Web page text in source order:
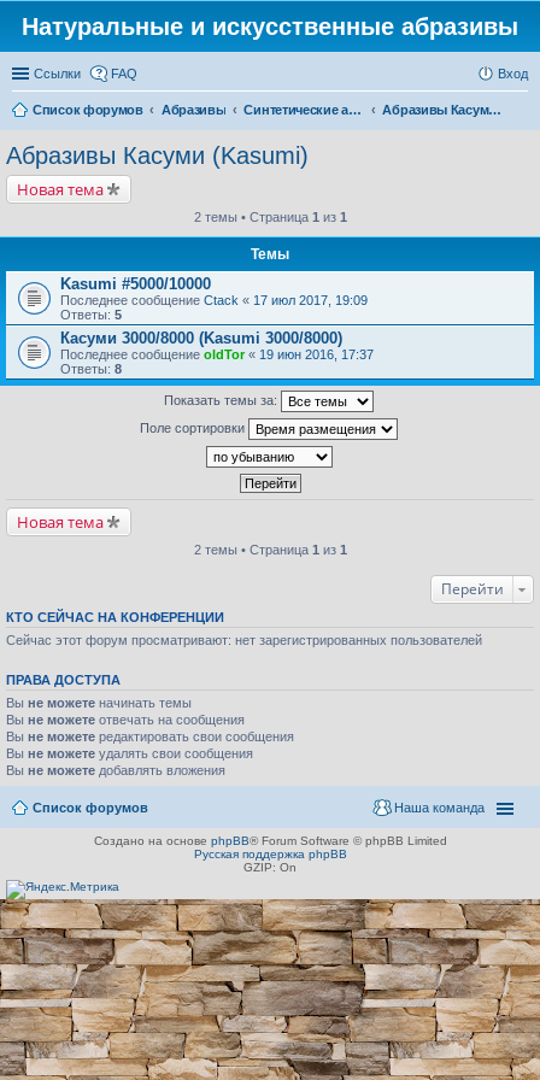
Натуральные и искусственные абразивы
Ссылки FAQ Вход
Список форумов Абразивы Синтетические абразивы Абразивы Касуми (Kasumi)
Абразивы Касуми (Kasumi)
Новая тема
2 темы • Страница 1 из 1
Темы
Kasumi #5000/10000
Последнее сообщение Ctack « 17 июл 2017, 19:09
Ответы: 5
Касуми 3000/8000 (Kasumi 3000/8000)
Последнее сообщение oldTor« 19 июн 2016, 17:37
Ответы: 8
Показать темы за:
Поле сортировки
Новая тема
2 темы • Страница 1 из 1
Перейти
КТО СЕЙЧАС НА КОНФЕРЕНЦИИ
Сейчас этот форум просматривают: нет зарегистрированных пользователей
ПРАВА ДОСТУПА
Вы не можете начинать темы
Вы не можете отвечать на сообщения
Вы не можете редактировать свои сообщения
Вы не можете удалять свои сообщения
Вы не можете добавлять вложения
Список форумов Наша команда
Создано на основе phpBB® Forum Software © phpBB Limited
Русская поддержка phpBB
GZIP: On